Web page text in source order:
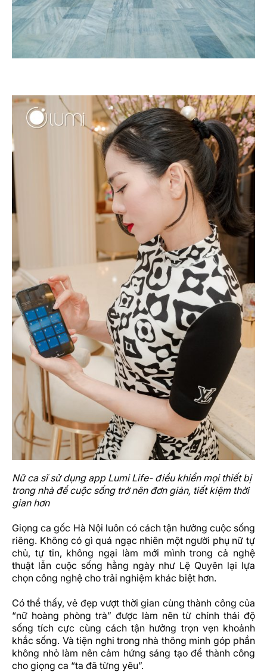
Nữ ca sĩ sử dụng app Lumi Life- điều khiển mọi thiết bị
trong nhà để cuộc sống trở nên đơn giản, tiết kiệm thời
gian hơn
Giọng ca gốc Hà Nội luôn có cách tận hưởng cuộc sống
riêng. Không có gì quá ngạc nhiên một người phụ nữ tự
chủ, tự tin, không ngại làm mới mình trong cả nghệ
thuật lẫn cuộc sống hằng ngày như Lệ Quyên lại lựa
chọn công nghệ cho trải nghiệm khác biệt hơn.
Có thể thấy, vẻ đẹp vượt thời gian cùng thành công của
“nữ hoàng phòng trà” được làm nên từ chính thái độ
sống tích cực cùng cách tận hưởng trọn vẹn khoảnh
khắc sống. Và tiện nghi trong nhà thông minh góp phần
không nhỏ làm nên cảm hứng sáng tạo để thành công
cho giọng ca “ta đã từng yêu”.